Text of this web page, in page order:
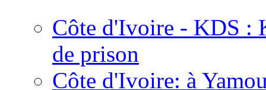
Côte d'Ivoire - KDS :
de prison
Côte d'Ivoire: à